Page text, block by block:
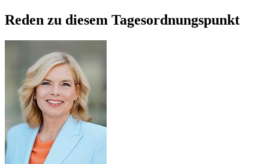
Reden zu diesem Tagesordnungspunkt